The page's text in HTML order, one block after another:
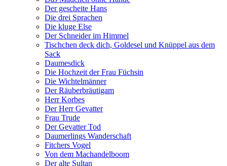
Der gescheite Hans
Die drei Sprachen
Die kluge Else
Der Schneider im Himmel
Tischchen deck dich, Goldesel und Knüppel aus dem
Sack
Daumesdick
Die Hochzeit der Frau Füchsin
Die Wichtelmänner
Der Räuberbräutigam
Herr Korbes
Der Herr Gevatter
Frau Trude
Der Gevatter Tod
Daumerlings Wanderschaft
Fitchers Vogel
Von dem Machandelboom
Der alte Sultan